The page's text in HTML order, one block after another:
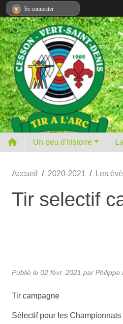
Un peu d'histoire
Accueil 2020-2021 Les
Tir selectif
Publié le 02 févr. 2021 par Philippe
Tir campagne
Sélectif pour les
Se connecter
Panneau de gestion des cookies